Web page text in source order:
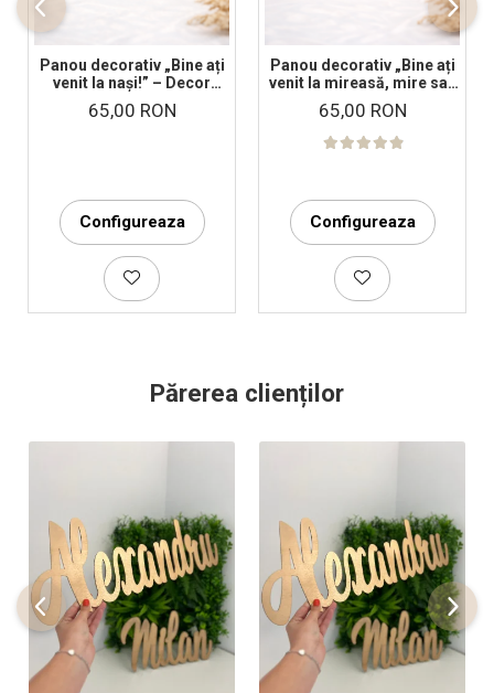
Panou decorativ „Bine ați
venit la nași!” – Decor
nuntă elegant
65,00 RON
Configureaza
Panou decorativ „Bine ați
venit la mireasă, mire sau
nași!” – Decor nuntă
elegant
65,00 RON
Configureaza
Părerea clienților